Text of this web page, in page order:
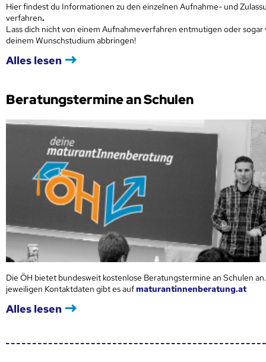
Hier findest du Informationen zu den einzelnen Aufnahme- und
verfahren.
Lass dich nicht von einem Aufnahmeverfahren entmutigen oder sogar
deinem Wunschstudium abbringen!
Alles lesen
Beratungstermine an Schulen
Die ÖH bietet bundesweit kostenlose Beratungstermine an Schulen
jeweiligen Kontaktdaten gibt es aufmaturantinnenberatung.at
Alles lesen